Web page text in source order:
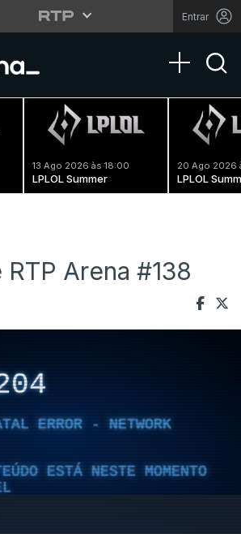
Entrar
Toggle
13 Ago 2026 às 18:00
LPLOL Summer
20 Ago 2026
LPLOL
Arena #138